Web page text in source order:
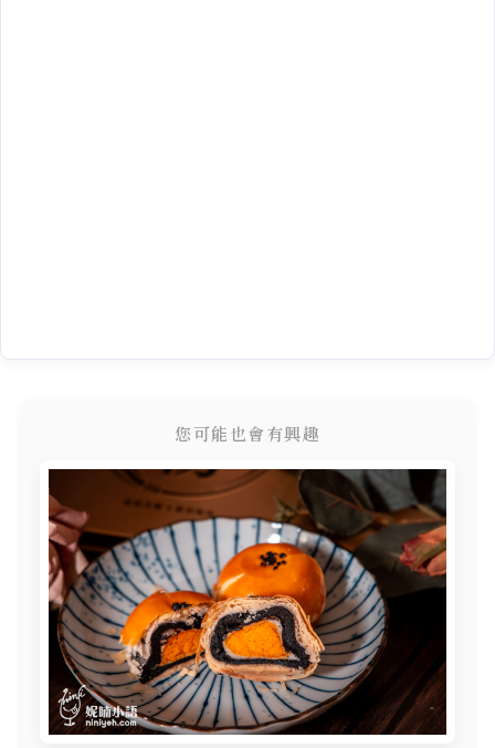
您可能也會有興趣